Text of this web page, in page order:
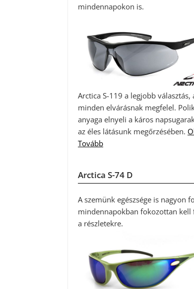
mindennapokon is.
Arctica S-119 a legjobb választás,
minden elvárásnak megfelel.
anyaga elnyeli a káros
az éles látásunk megőrzésében.
Tovább
Arctica S-74 D
A szemünk egészsége is nagyon
mindennapokban fokozottan kell
a részletekre.